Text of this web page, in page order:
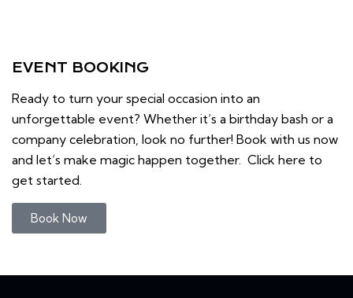
EVENT BOOKING
Ready to turn your special occasion into an
unforgettable event? Whether it’s a birthday bash or a
company celebration, look no further! Book with us now
and let’s make magic happen together. Click here to
get started.
Book Now